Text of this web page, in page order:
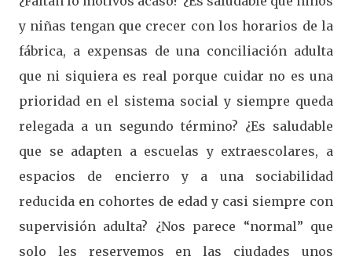
y niñas tengan que crecer con los horarios de la
fábrica, a expensas de una conciliación adulta
que ni siquiera es real porque cuidar no es una
prioridad en el sistema social y siempre queda
relegada a un segundo término? ¿Es saludable
que se adapten a escuelas y extraescolares, a
espacios de encierro y a una sociabilidad
reducida en cohortes de edad y casi siempre con
supervisión adulta? ¿Nos parece “normal” que
solo les reservemos en las ciudades unos